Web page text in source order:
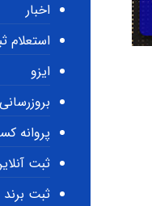
اخبار
ایزو
پروانه
ثبت
ثبت برند